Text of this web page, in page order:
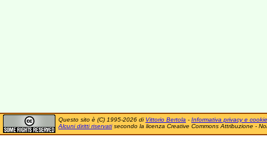
Questo sito è (C) 1995-2026 di Vittorio Bertola - Informativa privacy e cookie
Alcuni diritti riservatisecondo la licenza Creative Commons Attribuzione -